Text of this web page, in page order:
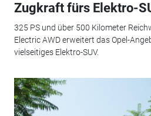
Zugkraft fürs Elektro-
325 PS und über 500 Kilometer
Electric AWD erweitert das Opel-
vielseitiges Elektro-SUV.